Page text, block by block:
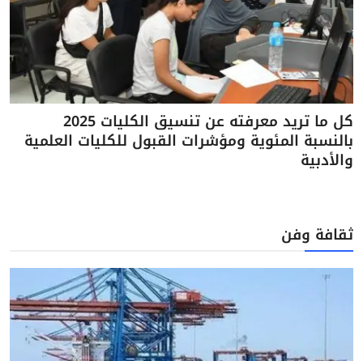
كل ما تريد معرفته عن تنسيق الكليات 2025
بالنسبة المئوية ومؤشرات القبول للكليات العلمية
والأدبية
ثقافة وفن